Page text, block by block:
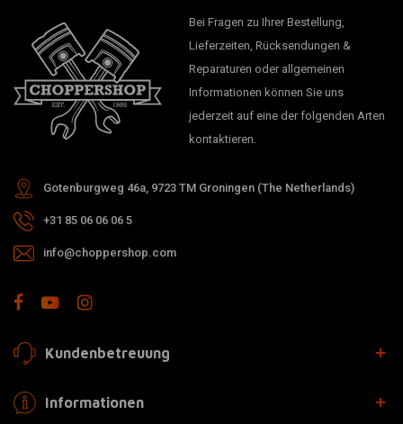
Bei Fragen zu Ihrer Bestellung,
Lieferzeiten, Rücksendungen &
Reparaturen oder allgemeinen
Informationen können Sie uns
jederzeit auf eine der folgenden Arten
kontaktieren.
Gotenburgweg 46a, 9723 TM Groningen (The Netherlands)
+31 85 06 06 06 5
info@choppershop.com
Kundenbetreuung
Informationen